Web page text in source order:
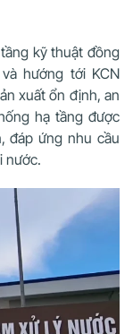
kỹ thuật đồng
hướng tới KCN
xuất ổn định, an
hạ tầng được
đáp ứng nhu cầu
nước.